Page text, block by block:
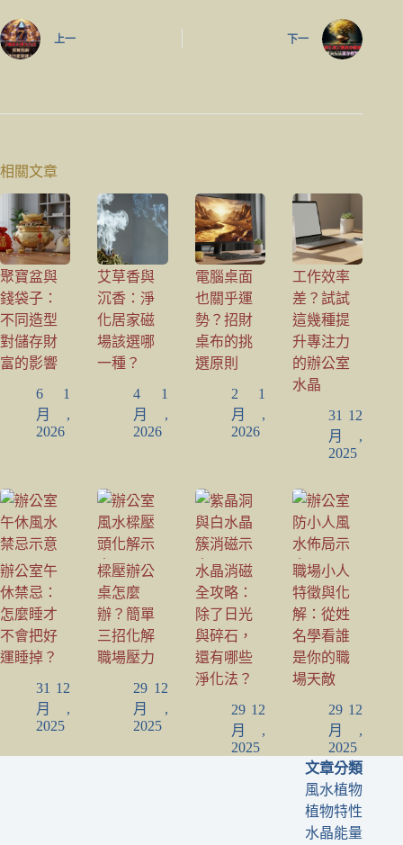
上一 下一
相關文章
聚寶盆與
錢袋子：
不同造型
對儲存財
富的影響
6 1
月,
2026
艾草香與
沉香：淨
化居家磁
場該選哪
一種？
4 1
月,
2026
電腦桌面
也關乎運
勢？招財
桌布的挑
選原則
2 1
月,
2026
工作效率
差？試試
這幾種提
升專注力
的辦公室
水晶
31 12
月,
2025
辦公室午
休禁忌：
怎麼睡才
不會把好
運睡掉？
31 12
月,
2025
樑壓辦公
桌怎麼
辦？簡單
三招化解
職場壓力
29 12
月,
2025
水晶消磁
全攻略：
除了日光
與碎石，
還有哪些
淨化法？
29 12
月,
2025
職場小人
特徵與化
解：從姓
名學看誰
是你的職
場天敵
29 12
月,
2025
文章分類
風水植物
植物特性
水晶能量